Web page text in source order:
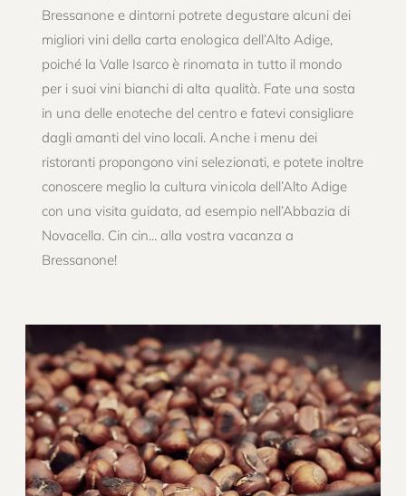
Bressanone e dintorni potrete degustare alcuni dei
migliori vini della carta enologica dell’Alto Adige,
poiché la Valle Isarco è rinomata in tutto il mondo
per i suoi vini bianchi di alta qualità. Fate una sosta
in una delle enoteche del centro e fatevi consigliare
dagli amanti del vino locali. Anche i menu dei
ristoranti propongono vini selezionati, e potete inoltre
conoscere meglio la cultura vinicola dell’Alto Adige
con una visita guidata, ad esempio nell’Abbazia di
Novacella. Cin cin... alla vostra vacanza a
Bressanone!